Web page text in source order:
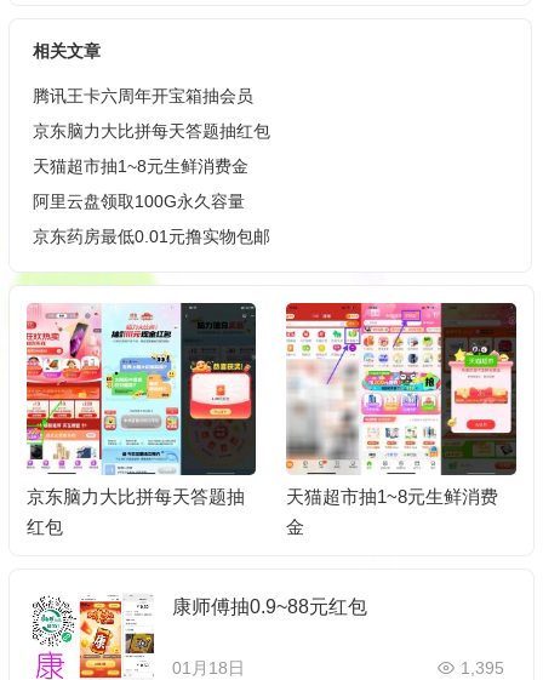
相关文章
腾讯王卡六周年开宝箱抽会员
京东脑力大比拼每天答题抽红包
天猫超市抽1~8元生鲜消费金
阿里云盘领取100G永久容量
京东药房最低0.01元撸实物包邮
天猫超市抽1~8元生鲜消费
金
阿里云盘领取100G永久容量
康师傅抽0.9~88元红包
01月18日 1,395